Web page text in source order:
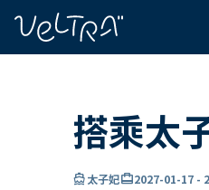
搭乘太
directions_boat太子妃card_travel2027-01-17 -